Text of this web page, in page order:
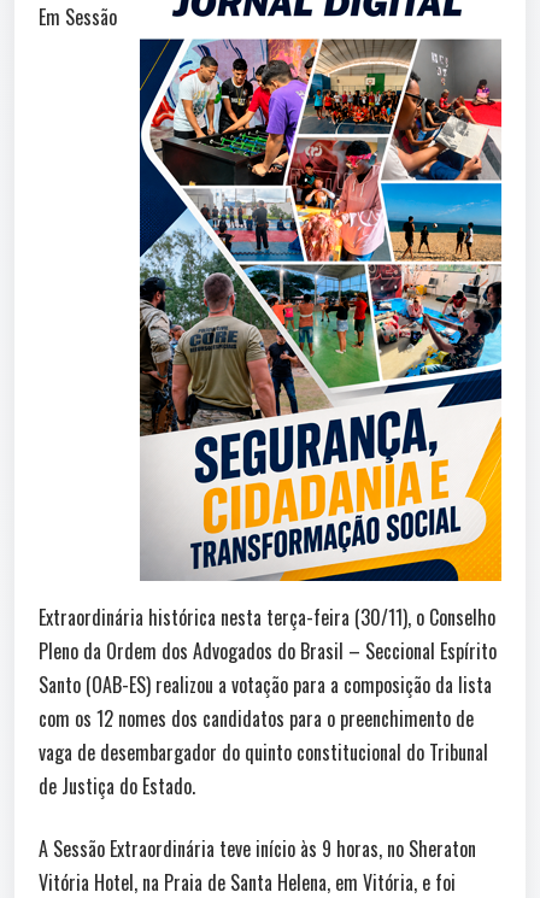
Em Sessão
Extraordinária histórica nesta terça-feira (30/11), o Conselho
Pleno da Ordem dos Advogados do Brasil – Seccional Espírito
Santo (OAB-ES) realizou a votação para a composição da lista
com os 12 nomes dos candidatos para o preenchimento de
vaga de desembargador do quinto constitucional do Tribunal
de Justiça do Estado.
A Sessão Extraordinária teve início às 9 horas, no Sheraton
Vitória Hotel, na Praia de Santa Helena, em Vitória, e foi